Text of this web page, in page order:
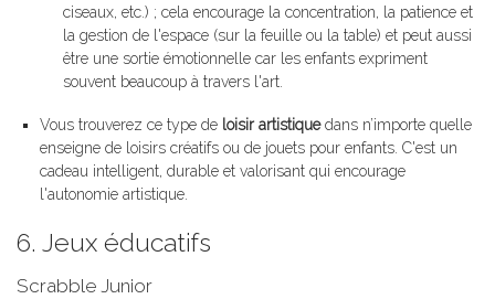
ciseaux, etc.) ; cela encourage la concentration, la patience et
la gestion de l'espace (sur la feuille ou la table) et peut aussi
être une sortie émotionnelle car les enfants expriment
souvent beaucoup à travers l'art.
Vous trouverez ce type de loisir artistiquedans n’importe quelle
enseigne de loisirs créatifs ou de jouets pour enfants. C'est un
cadeau intelligent, durable et valorisant qui encourage
l'autonomie artistique.
6. Jeux éducatifs
Scrabble Junior